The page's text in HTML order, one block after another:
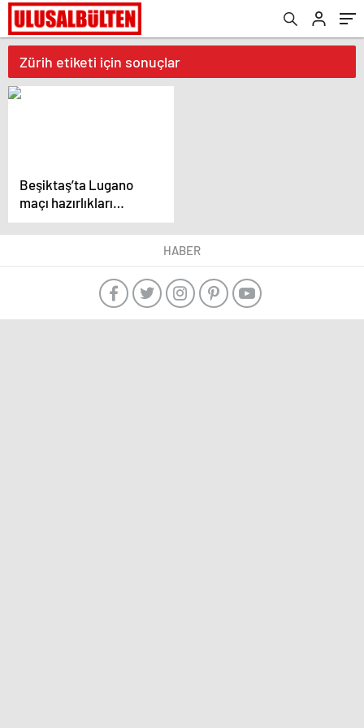
Zürih etiketi için sonuçlar
Beşiktaş’ta Lugano
maçı hazırlıkları
başladı
HABER